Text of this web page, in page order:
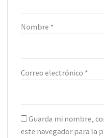
Nombre *
Correo electrónico *
Guarda mi nombre,
este navegador para la